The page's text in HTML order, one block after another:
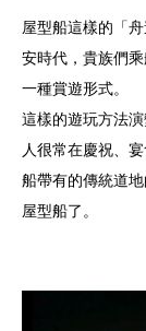
屋型船這樣的「
安時代，貴族們
一種賞遊形式。
這樣的遊玩方法
人很常在慶祝、
船帶有的傳統道
屋型船了。